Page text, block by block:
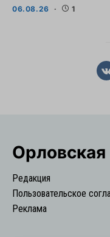
06.08.26 1
Редакция
Пользовательское
Реклама